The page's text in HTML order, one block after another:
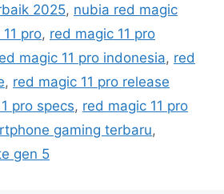
2025, nubia red magic
pro, red magic 11 pro
magic 11 pro indonesia, red
, red magic 11 pro release
pro specs, red magic 11 pro
gaming terbaru,
gen 5